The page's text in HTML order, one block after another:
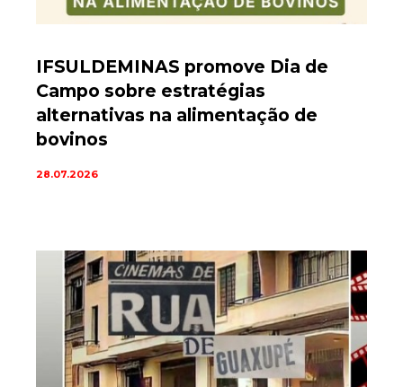
IFSULDEMINAS promove Dia de
Campo sobre estratégias
alternativas na alimentação de
bovinos
28.07.2026